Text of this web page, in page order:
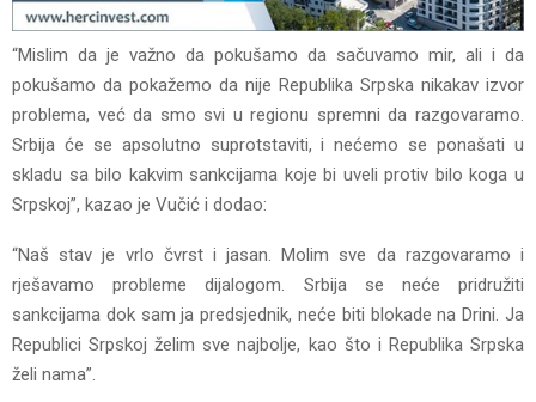
“Mislim da je važno da pokušamo da sačuvamo mir, ali i da
pokušamo da pokažemo da nije Republika Srpska nikakav izvor
problema, već da smo svi u regionu spremni da razgovaramo.
Srbija će se apsolutno suprotstaviti, i nećemo se ponašati u
skladu sa bilo kakvim sankcijama koje bi uveli protiv bilo koga u
Srpskoj”, kazao je Vučić i dodao:
“Naš stav je vrlo čvrst i jasan. Molim sve da razgovaramo i
rješavamo probleme dijalogom. Srbija se neće pridružiti
sankcijama dok sam ja predsjednik, neće biti blokade na Drini. Ja
Republici Srpskoj želim sve najbolje, kao što i Republika Srpska
želi nama”.